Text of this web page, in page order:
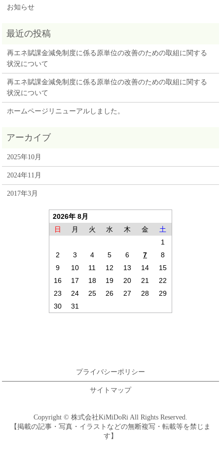
お知らせ
再エネ賦課金減免制度に係る原単位の改善のための取組に関する
状況について
再エネ賦課金減免制度に係る原単位の改善のための取組に関する
状況について
ホームページリニューアルしました。
2025年10月
2024年11月
2017年3月
2026年 8月
日
月 火 水 木 金
土
1
2
3 4 5 6 7
8
9
10 11 12 13 14
15
16
17 18 19 20 21
22
23
24 25 26 27 28
29
30
31
プライバシーポリシー
サイトマップ
Copyright © 株式会社KiMiDoRi All Rights Reserved.
【掲載の記事・写真・イラストなどの無断複写・転載等を禁じま
す】